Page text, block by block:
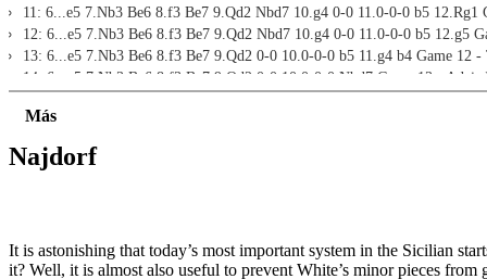
11: 6...e5 7.Nb3 Be6 8.f3 Be7 9.Qd2 Nbd7 10.g4 0-0 11.0-0-0 b5
12: 6...e5 7.Nb3 Be6 8.f3 Be7 9.Qd2 Nbd7 10.g4 0-0 11.0-0-0 b5 12.g5
13: 6...e5 7.Nb3 Be6 8.f3 Be7 9.Qd2 0-0 10.0-0-0 b5 11.g4 b4 Game 12
14: 6...e5 7.Nb3 Be6 8.f3 Be7 9.Qd2 0-0 10.0-0-0 Nbd7 Game 13 -
16: 6...e6 7.f3 b5 8.Qd2 b4 9.Na4 Nbd7 10.0-0-0 Game 15 - Leko,P -
17: 6...e6 7.f3 b5 8.Qd2 b4 9.Na4 Nbd7 10.g4 Game 16 - Zhou,Y -
18: 6...e6 7.f3 b5 8.Qd2 Nbd7 9.g4 h6 10.0-0-0 Bb7 11.h4 b4 12.Na4
22: 6...e6 7.f3 b5 8.Qd2 Nbd7 9.0-0-0 Bb710.g4 Rc8 11.g5 Nh5 Game
Test positions
Más
Najdorf
It is astonishing that today’s most important system in the Sicilian
it? Well, it is almost also useful to prevent White’s minor pieces